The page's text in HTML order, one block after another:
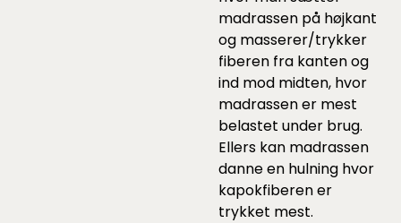
madrassen på højkant
og masserer/trykker
fiberen fra kanten og
ind mod midten, hvor
madrassen er mest
belastet under brug.
Ellers kan madrassen
danne en hulning hvor
kapokfiberen er
trykket mest.